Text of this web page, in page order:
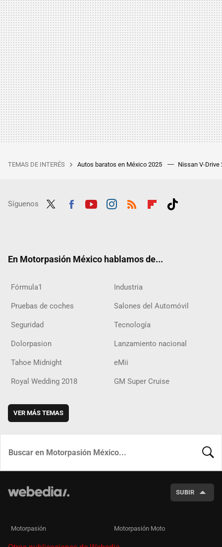
TEMAS DE INTERÉS Autos baratos en México 2025 Nissan V-Drive
Síguenos
En Motorpasión México hablamos de...
Fórmula1 Industria
Pruebas de coches Salones del Automóvil
Seguridad Tecnología
Dolorpasion Lanzamiento nacional
Tahoe Midnight eMii
Royal Wedding 2018 GM Super Cruise
VER MÁS TEMAS
SUBIR
Motorpasión Motorpasión Moto